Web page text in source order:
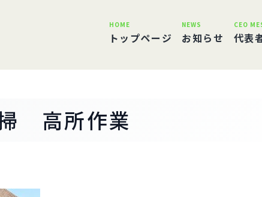
HOME
トップページ
NEWS
お知らせ
CEO
代表
高所作業